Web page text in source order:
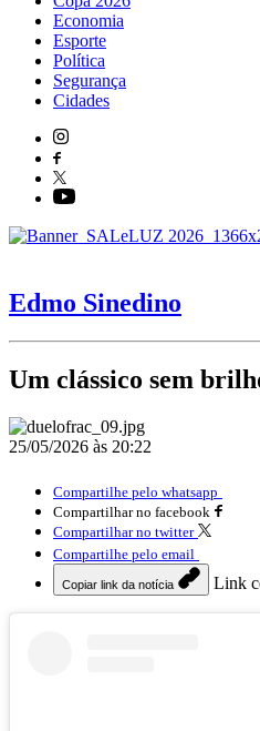
Economia
Esporte
Política
Segurança
Cidades
Edmo Sinedino
Um clássico sem
25/05/2026 às 20:22
Compartilhe pelo whatsapp
Compartilhar no facebook
Compartilhar no twitter
Compartilhe pelo email
Copiar link da notícia Link